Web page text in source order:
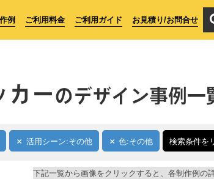
例 ご利用料金 ご利用ガイド お見積り/お問合せ
カーのデザイン事例一
活用シーン:その他 色:その他 検索条件を
下記一覧から画像をクリックすると、各制作例の